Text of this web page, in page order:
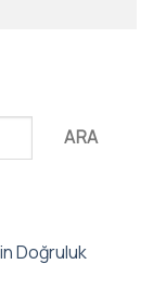
ARA
Doğruluk